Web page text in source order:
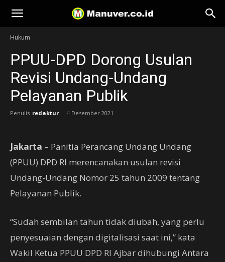
Manuver
Hukum
PPUU-DPD Dorong Usulan
Revisi Undang-Undang
Pelayanan Publik
Penulis redaktur - 4 Desember 2021
Jakarta – Panitia Perancang Undang Undang
(PPUU) DPD RI merencanakan usulan revisi
Undang-Undang Nomor 25 tahun 2009 tentang
Pelayanan Publik.
“Sudah sembilan tahun tidak diubah, yang perlu
penyesuaian dengan digitalisasi saat ini,” kata
Wakil Ketua PPUU DPD RI Ajbar dihubungi Antara